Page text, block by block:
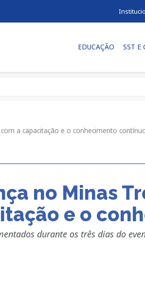
EDUCAÇÃO SST E
a capacitação e o conhecimento
no Minas
e o
durante os três dias do